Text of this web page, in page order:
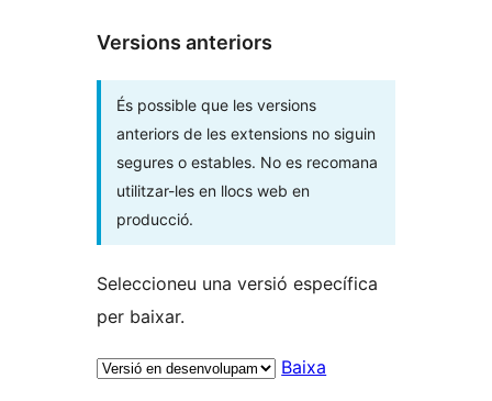
Versions anteriors
És possible que les versions
anteriors de les extensions no siguin
segures o estables. No es recomana
utilitzar-les en llocs web en
producció.
Seleccioneu una versió específica
per baixar.
Baixa